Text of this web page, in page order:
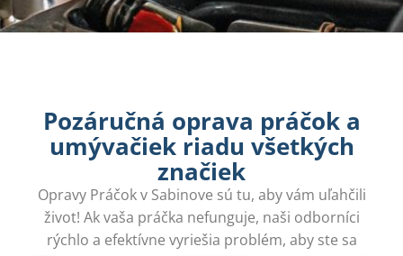
Pozáručná oprava práčok a
umývačiek riadu všetkých
značiek
Opravy Práčok v Sabinove sú tu, aby vám uľahčili
život! Ak vaša práčka nefunguje, naši odborníci
rýchlo a efektívne vyriešia problém, aby ste sa